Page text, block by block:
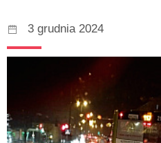
3 grudnia 2024